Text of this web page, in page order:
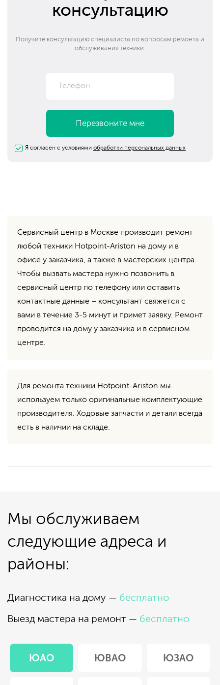
консультацию
Получите консультацию специалиста по вопросам ремонта и
обслуживания техники.
Я согласен с условиями обработки персональных данных
Сервисный центр в Москве производит ремонт
любой техники Hotpoint-Ariston на дому и в
офисе у заказчика, а также в мастерских центра.
Чтобы вызвать мастера нужно позвонить в
сервисный центр по телефону или оставить
контактные данные – консультант свяжется с
вами в течение 3-5 минут и примет заявку. Ремонт
проводится на дому у заказчика и в сервисном
центре.
Для ремонта техники Hotpoint-Ariston мы
используем только оригинальные комплектующие
производителя. Ходовые запчасти и детали всегда
есть в наличии на складе.
Мы обслуживаем
следующие адреса и
районы:
Диагностика на дому — бесплатно
Выезд мастера на ремонт — бесплатно
ЮАО ЮВАО ЮЗАО